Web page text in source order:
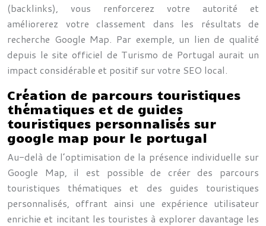
(backlinks), vous renforcerez votre autorité et
améliorerez votre classement dans les résultats de
recherche Google Map. Par exemple, un lien de qualité
depuis le site officiel de Turismo de Portugal aurait un
impact considérable et positif sur votre SEO local.
Création de parcours touristiques
thématiques et de guides
touristiques personnalisés sur
google map pour le portugal
Au-delà de l’optimisation de la présence individuelle sur
Google Map, il est possible de créer des parcours
touristiques thématiques et des guides touristiques
personnalisés, offrant ainsi une expérience utilisateur
enrichie et incitant les touristes à explorer davantage les